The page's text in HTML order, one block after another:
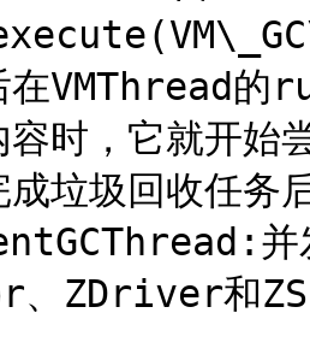
在VMThread的
时，它就开始
成垃圾回收任务
并
ZDriver和